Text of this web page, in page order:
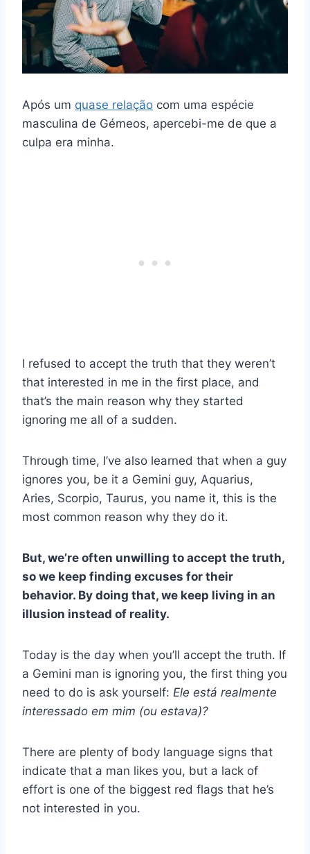
Após um quase relação com uma espécie
masculina de Gémeos, apercebi-me de que a
culpa era minha.
I refused to accept the truth that they weren’t
that interested in me in the first place, and
that’s the main reason why they started
ignoring me all of a sudden.
Through time, I’ve also learned that when a guy
ignores you, be it a Gemini guy, Aquarius,
Aries, Scorpio, Taurus, you name it, this is the
most common reason why they do it.
But, we’re often unwilling to accept the truth,
so we keep finding excuses for their
behavior. By doing that, we keep living in an
illusion instead of reality.
Today is the day when you’ll accept the truth. If
a Gemini man is ignoring you, the first thing you
need to do is ask yourself: Ele está realmente
interessado em mim (ou estava)?
There are plenty of body language signs that
indicate that a man likes you, but a lack of
effort is one of the biggest red flags that he’s
not interested in you.